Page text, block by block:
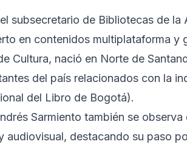
subsecretario de Bibliotecas de
en contenidos multiplataforma y
Cultura, nació en Norte de
del país relacionados con la
del Libro de Bogotá).
Sarmiento también se
audiovisual, destacando su paso